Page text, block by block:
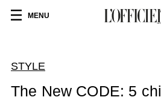
MENU
STYLE
The New CODE: 5